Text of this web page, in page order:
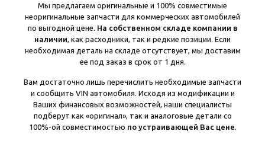
Мы предлагаем оригинальные и 100% совместимые
неоригинальные запчасти для коммерческих автомобилей
по выгодной цене. На собственном складе компании в
наличии , как расходники, так и редкие позиции. Если
необходимая деталь на складе отсутствует, мы доставим
ее под заказ в срок от 1 дня.
Вам достаточно лишь перечислить необходимые запчасти
и сообщить VIN автомобиля. Исходя из модификации и
Ваших финансовых возможностей, наши специалисты
подберут как «оригинал», так и аналоговые детали со
100%-ой совместимостью по устраивающей Вас цене